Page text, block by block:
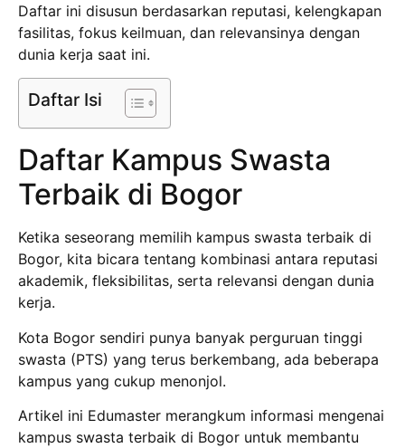
Daftar ini disusun berdasarkan reputasi, kelengkapan
fasilitas, fokus keilmuan, dan relevansinya dengan
dunia kerja saat ini.
Daftar Isi
Daftar Kampus Swasta
Terbaik di Bogor
Ketika seseorang memilih kampus swasta terbaik di
Bogor, kita bicara tentang kombinasi antara reputasi
akademik, fleksibilitas, serta relevansi dengan dunia
kerja.
Kota Bogor sendiri punya banyak perguruan tinggi
swasta (PTS) yang terus berkembang, ada beberapa
kampus yang cukup menonjol.
Artikel ini Edumaster merangkum informasi mengenai
kampus swasta terbaik di Bogor untuk membantu